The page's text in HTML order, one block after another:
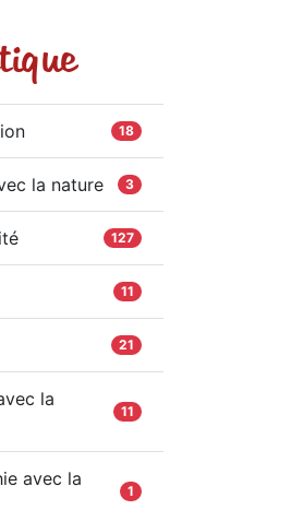
18
la nature 3
127
11
21
la
11
avec la
1